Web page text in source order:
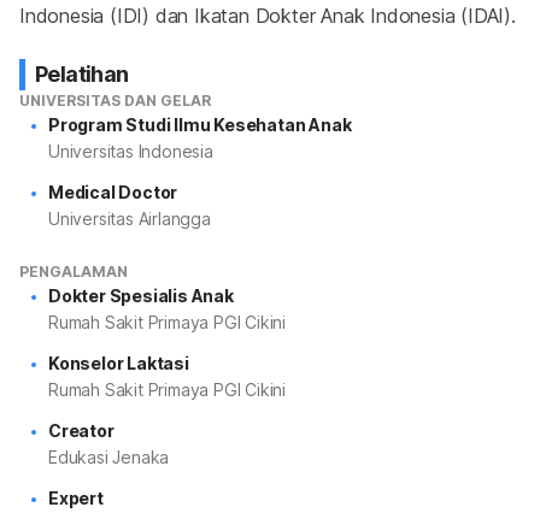
Indonesia (IDI) dan Ikatan Dokter Anak Indonesia (IDAI).
Pelatihan
UNIVERSITAS DAN GELAR
Program Studi Ilmu Kesehatan Anak
Universitas Indonesia
Medical Doctor
Universitas Airlangga
PENGALAMAN
Dokter Spesialis Anak
Rumah Sakit Primaya PGI Cikini
Konselor Laktasi
Rumah Sakit Primaya PGI Cikini
Creator
Edukasi Jenaka
Expert